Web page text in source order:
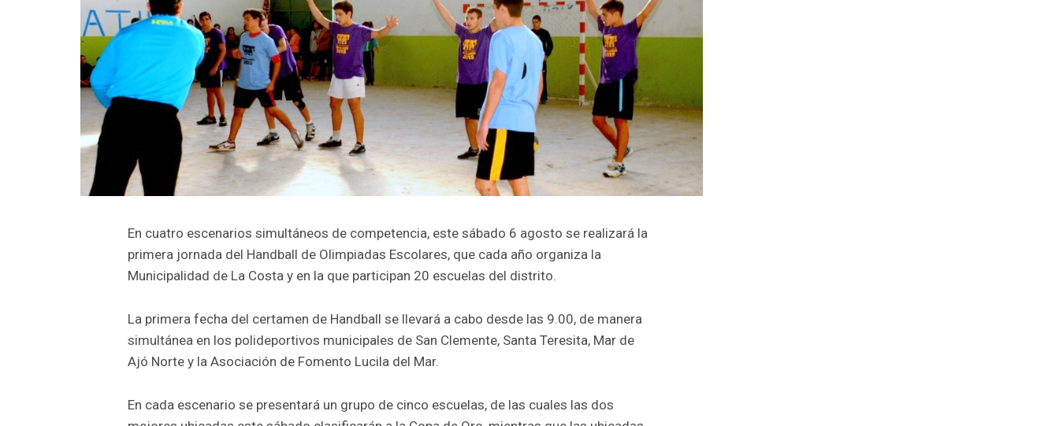
En cuatro escenarios simultáneos de competencia, este sábado 6 agosto se realizará la
primera jornada del Handball de Olimpiadas Escolares, que cada año organiza la
Municipalidad de La Costa y en la que participan 20 escuelas del distrito.
La primera fecha del certamen de Handball se llevará a cabo desde las 9.00, de manera
simultánea en los polideportivos municipales de San Clemente, Santa Teresita, Mar de
Ajó Norte y la Asociación de Fomento Lucila del Mar.
En cada escenario se presentará un grupo de cinco escuelas, de las cuales las dos